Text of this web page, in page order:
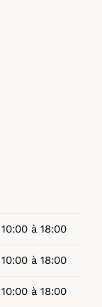
10:00 à 18:00
10:00 à 18:00
10:00 à 18:00